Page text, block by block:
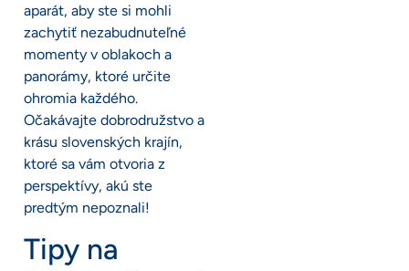
aparát, aby ste si mohli
zachytiť nezabudnuteľné
momenty v oblakoch a
panorámy, ktoré určite
ohromia každého.
Očakávajte dobrodružstvo a
krásu slovenských krajín,
ktoré sa vám otvoria z
perspektívy, akú ste
predtým nepoznali!
Tipy na